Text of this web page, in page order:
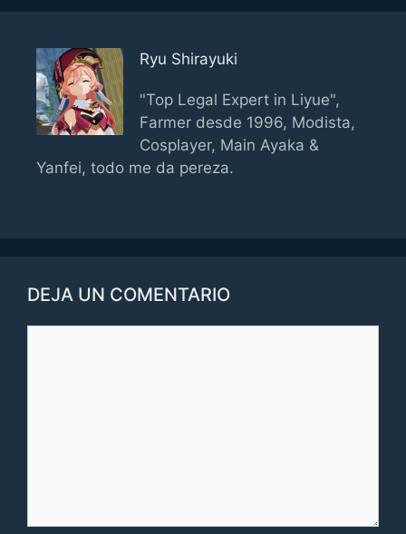
Ryu Shirayuki
"Top Legal Expert in Liyue",
Farmer desde 1996, Modista,
Cosplayer, Main Ayaka &
Yanfei, todo me da pereza.
DEJA UN COMENTARIO